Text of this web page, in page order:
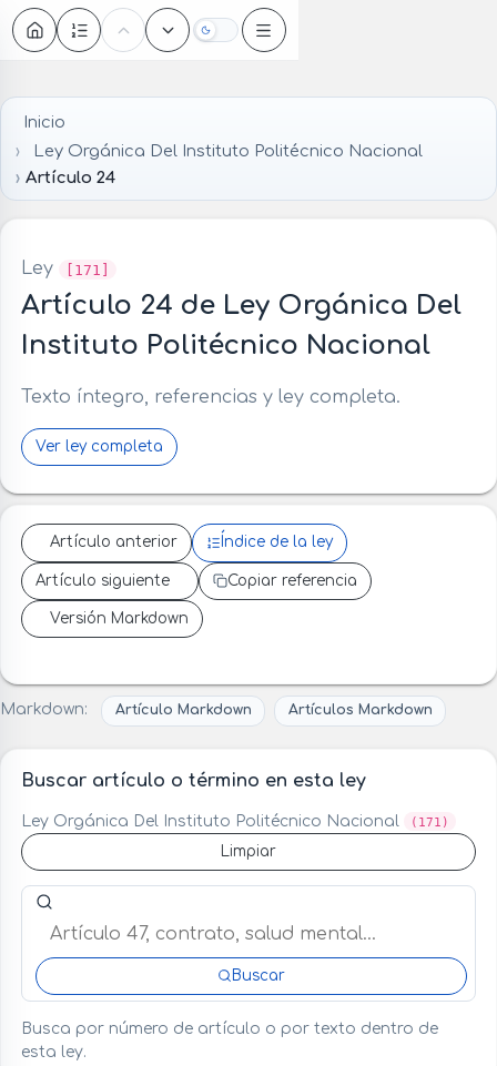
Oscuro
Inicio
Ley Orgánica Del Instituto Politécnico Nacional
Artículo 24
Ley [171]
Artículo 24 de Ley Orgánica Del
Instituto Politécnico Nacional
Texto íntegro, referencias y ley completa.
Ver ley completa
Artículo anterior Índice de la ley
Artículo siguiente Copiar referencia
Versión Markdown
Markdown: Artículo Markdown Artículos Markdown
Buscar artículo o término en esta ley
Ley Orgánica Del Instituto Politécnico Nacional (171)
Limpiar
Buscar artículo o término en esta ley
Buscar
Busca por número de artículo o por texto dentro de
esta ley.